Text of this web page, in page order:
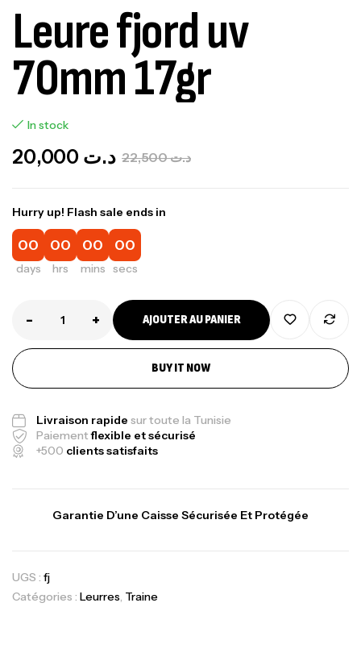
Leure fjord uv
70mm 17gr
In stock
د.ت22,500 د.ت
Hurry up! Flash sale ends in
00
days
00
hrs
00
mins
00
secs
- + AJOUTER AU PANIER
BUY IT NOW
Livraison rapide sur toute la Tunisie
Paiementflexible et sécurisé
+500 clients satisfaits
Garantie D’une Caisse Sécurisée Et Protégée
UGS : fj
Catégories : Leurres, Traine